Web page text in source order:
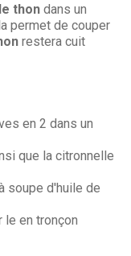
thon dans un
permet de couper
restera cuit
en 2 dans un
que la citronnelle
soupe d'huile de
le en tronçon